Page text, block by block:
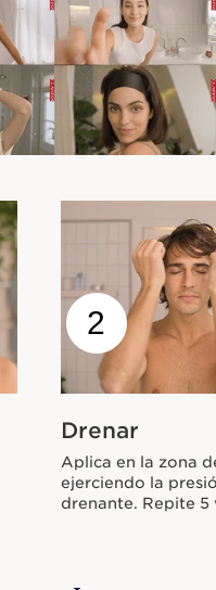
2
Drenar
Aplica en la zona
ejerciendo la
drenante. Repite 5